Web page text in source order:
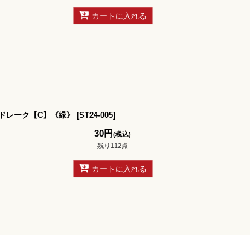
カートに入れる
レーク【C】《緑》 [ST24-005]
30円(税込)
残り112点
カートに入れる